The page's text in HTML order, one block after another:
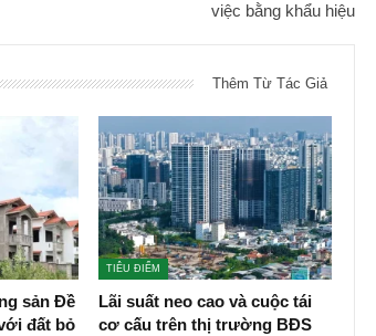
việc bằng khẩu hiệu
Thêm Từ Tác Giả
sản Đề
đất bỏ
TIÊU ĐIỂM
Lãi suất neo cao và cuộc tái
cơ cấu trên thị trường BĐS